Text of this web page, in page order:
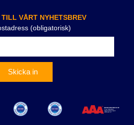
VÅRT NYHETSBREV
(obligatorisk)
Skicka in